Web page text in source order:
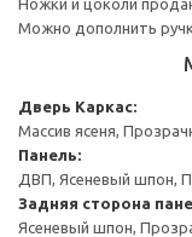
Можно дополнить
Дверь Каркас:
Массив ясеня,
Панель:
ДВП, Ясеневый шпон,
Задняя сторона
Ясеневый шпон,